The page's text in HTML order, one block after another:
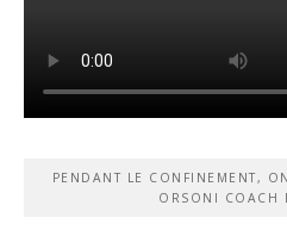
PENDANT LE CONFINEMENT,
ORSONI COACH